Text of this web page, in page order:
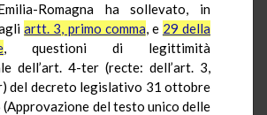
Romagna ha sollevato, in
artt. 3, primo comma, e 29 della
, questioni di legittimità
dell’art. 4-ter (recte: dell’art. 3,
del decreto legislativo 31 ottobre
(Approvazione del testo unico delle